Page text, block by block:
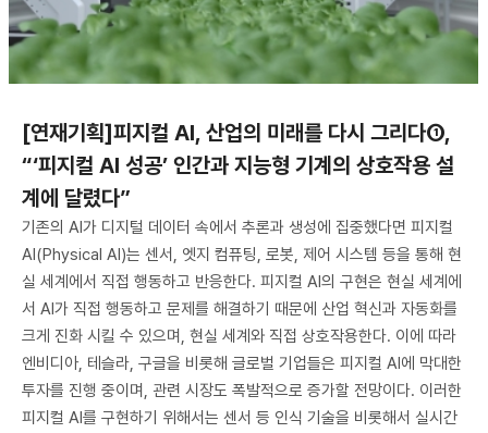
[연재기획]피지컬 AI, 산업의 미래를 다시 그리다①,
“‘피지컬 AI 성공’ 인간과 지능형 기계의 상호작용 설
계에 달렸다”
기존의 AI가 디지털 데이터 속에서 추론과 생성에 집중했다면 피지컬
AI(Physical AI)는 센서, 엣지 컴퓨팅, 로봇, 제어 시스템 등을 통해 현
실 세계에서 직접 행동하고 반응한다. 피지컬 AI의 구현은 현실 세계에
서 AI가 직접 행동하고 문제를 해결하기 때문에 산업 혁신과 자동화를
크게 진화 시킬 수 있으며, 현실 세계와 직접 상호작용한다. 이에 따라
엔비디아, 테슬라, 구글을 비롯해 글로벌 기업들은 피지컬 AI에 막대한
투자를 진행 중이며, 관련 시장도 폭발적으로 증가할 전망이다. 이러한
피지컬 AI를 구현하기 위해서는 센서 등 인식 기술을 비롯해서 실시간